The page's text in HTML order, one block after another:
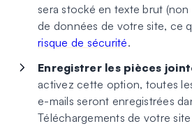
sera stocké en texte brut (non
de données de votre site, ce
risque de sécurité.
Enregistrer les pièces
activez cette option, toutes
e-mails seront enregistrées
Téléchargements de votre